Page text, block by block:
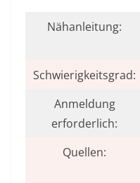
Nähanleitung:
Schwierigkeitsgrad:
Anmeldung
erforderlich:
Quellen: